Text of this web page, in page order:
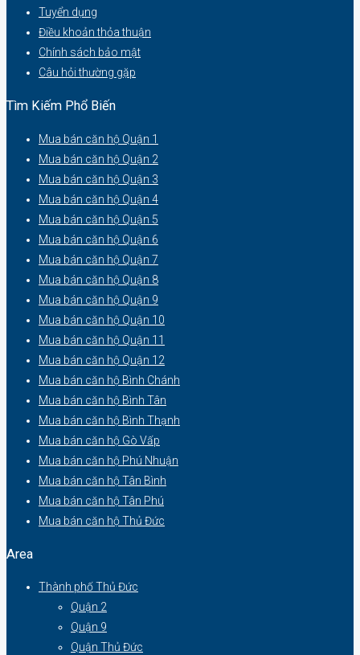
Tuyển dụng
Điều khoản thỏa thuận
Chính sách bảo mật
Câu hỏi thường gặp
Tìm Kiếm Phổ Biến
Mua bán căn hộ Quận 1
Mua bán căn hộ Quận 2
Mua bán căn hộ Quận 3
Mua bán căn hộ Quận 4
Mua bán căn hộ Quận 5
Mua bán căn hộ Quận 6
Mua bán căn hộ Quận 7
Mua bán căn hộ Quận 8
Mua bán căn hộ Quận 9
Mua bán căn hộ Quận 10
Mua bán căn hộ Quận 11
Mua bán căn hộ Quận 12
Mua bán căn hộ Bình Chánh
Mua bán căn hộ Bình Tân
Mua bán căn hộ Bình Thạnh
Mua bán căn hộ Gò Vấp
Mua bán căn hộ Phú Nhuận
Mua bán căn hộ Tân Bình
Mua bán căn hộ Tân Phú
Mua bán căn hộ Thủ Đức
Area
Thành phố Thủ Đức
Quận 2
Quận 9
Quận Thủ Đức